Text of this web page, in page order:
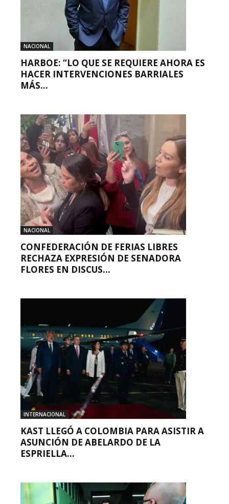
NACIONAL
HARBOE: “LO QUE SE REQUIERE AHORA ES
HACER INTERVENCIONES BARRIALES
MÁS...
NACIONAL
CONFEDERACIÓN DE FERIAS LIBRES
RECHAZA EXPRESIÓN DE SENADORA
FLORES EN DISCUS...
INTERNACIONAL
KAST LLEGÓ A COLOMBIA PARA ASISTIR A
ASUNCIÓN DE ABELARDO DE LA
ESPRIELLA...